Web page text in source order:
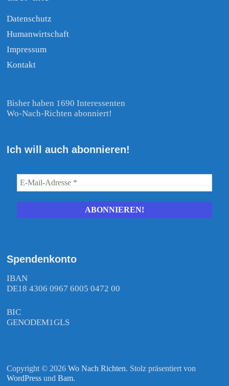
Datenschutz
Humanwirtschaft
Impressum
Kontakt
Bisher haben 1690 Interessenten
Wo-Nach-Richten abonniert!
Ich will auch abonnieren!
Spendenkonto
IBAN
DE18 4306 0967 6005 0472 00
BIC
GENODEM1GLS
Copyright © 2026Wo Nach Richten. Stolz präsentiert von
WordPress undBam.